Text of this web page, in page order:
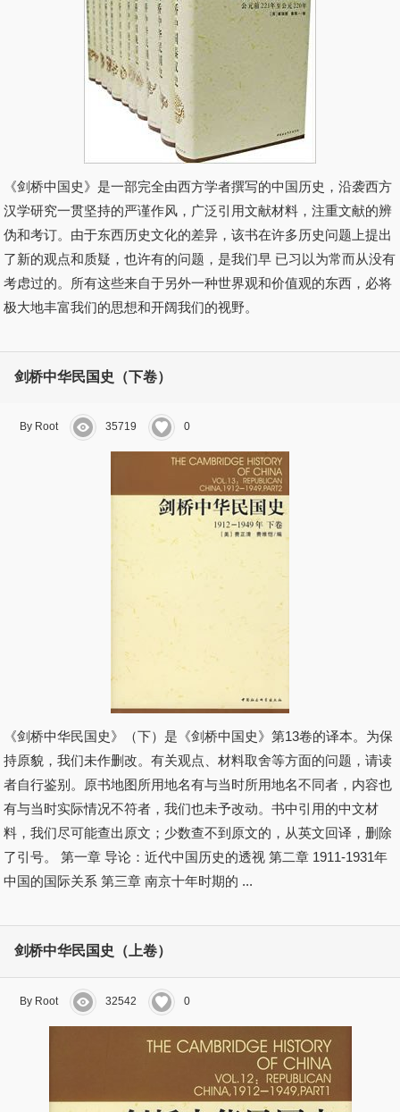
《剑桥中国史》是一部完全由西方学者撰写的中国历史，沿袭西方
汉学研究一贯坚持的严谨作风，广泛引用文献材料，注重文献的辨
伪和考订。由于东西历史文化的差异，该书在许多历史问题上提出
了新的观点和质疑，也许有的问题，是我们早 已习以为常而从没有
考虑过的。所有这些来自于另外一种世界观和价值观的东西，必将
极大地丰富我们的思想和开阔我们的视野。
剑桥中华民国史（下卷）
By Root 35719 0
《剑桥中华民国史》（下）是《剑桥中国史》第13卷的译本。为保
持原貌，我们未作删改。有关观点、材料取舍等方面的问题，请读
者自行鉴别。原书地图所用地名有与当时所用地名不同者，内容也
有与当时实际情况不符者，我们也未予改动。书中引用的中文材
料，我们尽可能查出原文；少数查不到原文的，从英文回译，删除
了引号。 第一章 导论：近代中国历史的透视 第二章 1911-1931年
中国的国际关系 第三章 南京十年时期的 ...
剑桥中华民国史（上卷）
By Root 32542 0